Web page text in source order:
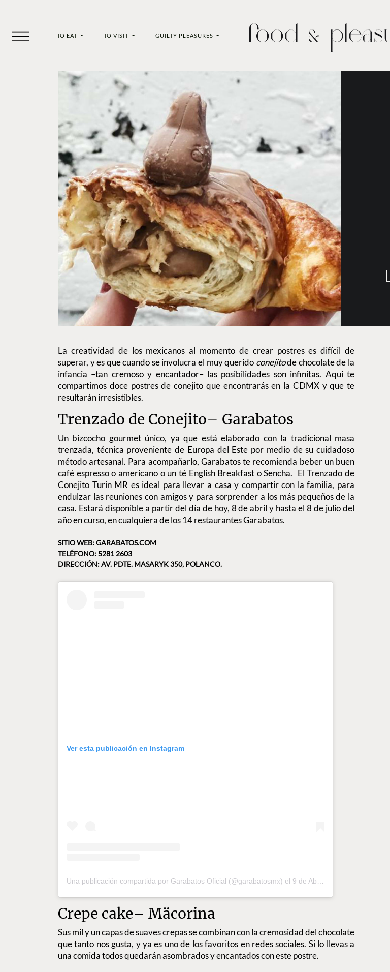
TO EAT TO VISIT GUILTY PLEASURES
La creatividad de los mexicanos al momento de crear postres es difícil de
superar, y es que cuando se involucra el muy querido conejitode chocolate de la
infancia –tan cremoso y encantador– las posibilidades son infinitas. Aquí te
compartimos doce postres de conejito que encontrarás en la CDMX y que te
resultarán irresistibles.
Trenzado de Conejito– Garabatos
Un bizcocho gourmet único, ya que está elaborado con la tradicional masa
trenzada, técnica proveniente de Europa del Este por medio de su cuidadoso
método artesanal. Para acompañarlo, Garabatos te recomienda beber un buen
café espresso o americano o un té English Breakfast o Sencha. El Trenzado de
Conejito Turin MR es ideal para llevar a casa y compartir con la familia, para
endulzar las reuniones con amigos y para sorprender a los más pequeños de la
casa. Estará disponible a partir del día de hoy, 8 de abril y hasta el 8 de julio del
año en curso, en cualquiera de los 14 restaurantes Garabatos.
SITIO WEB:GARABATOS.COM
TELÉFONO: 5281 2603
DIRECCIÓN: AV. PDTE. MASARYK 350, POLANCO.
Ver esta publicación en Instagram
Una publicación compartida por Garabatos Oficial (@garabatosmx) el 9 de Abr de 2019 a las 8:30 PDT
Crepe cake– Mäcorina
Sus mil y un capas de suaves crepas se combinan con la cremosidad del chocolate
que tanto nos gusta, y ya es uno de los favoritos en redes sociales. Si lo llevas a
una comida todos quedarán asombrados y encantados con este postre.